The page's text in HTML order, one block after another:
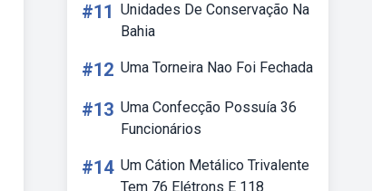
#11 Unidades De Conservação Na
Bahia
#12 Uma Torneira Nao Foi Fechada
#13 Uma Confecção Possuía 36
Funcionários
#14 Um Cátion Metálico Trivalente
Tem 76 Elétrons E 118